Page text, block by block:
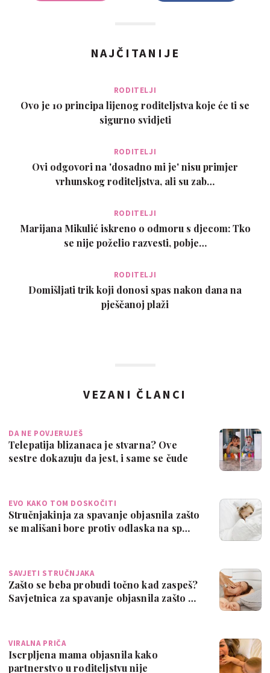
NAJČITANIJE
RODITELJI
Ovo je 10 principa lijenog roditeljstva koje će ti se
sigurno svidjeti
RODITELJI
Ovi odgovori na 'dosadno mi je' nisu primjer
vrhunskog roditeljstva, ali su zab…
RODITELJI
Marijana Mikulić iskreno o odmoru s djecom: Tko
se nije poželio razvesti, pobje…
RODITELJI
Domišljati trik koji donosi spas nakon dana na
pješčanoj plaži
VEZANI ČLANCI
DA NE POVJERUJEŠ
Telepatija blizanaca je stvarna? Ove
sestre dokazuju da jest, i same se čude
EVO KAKO TOM DOSKOČITI
Stručnjakinja za spavanje objasnila zašto
se mališani bore protiv odlaska na sp…
SAVJETI STRUČNJAKA
Zašto se beba probudi točno kad zaspeš?
Savjetnica za spavanje objasnila zašto …
VIRALNA PRIČA
Iscrpljena mama objasnila kako
partnerstvo u roditeljstvu nije